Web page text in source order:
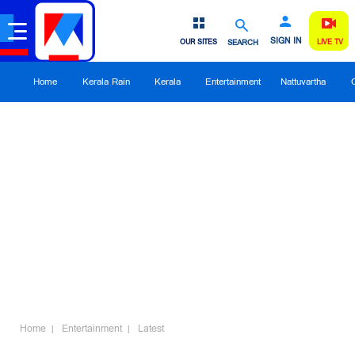
SEARCH SIGN IN
OUR SITES LIVE TV
Home Kerala Rain Kerala Entertainment Nattuvartha
Home Entertainment Latest